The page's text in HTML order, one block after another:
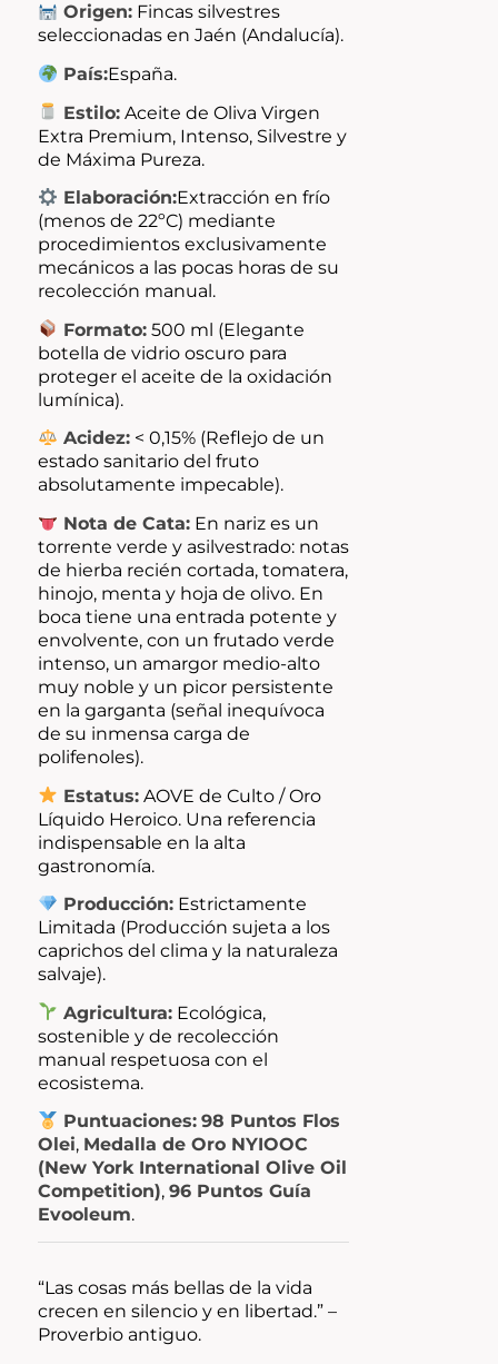
Origen:Fincas silvestres
seleccionadas en Jaén (Andalucía).
País:España.
Estilo:Aceite de Oliva Virgen
Extra Premium, Intenso, Silvestre y
de Máxima Pureza.
Elaboración:Extracción en frío
(menos de 22ºC) mediante
procedimientos exclusivamente
mecánicos a las pocas horas de su
recolección manual.
Formato:500 ml (Elegante
botella de vidrio oscuro para
proteger el aceite de la oxidación
lumínica).
Acidez:< 0,15% (Reflejo de un
estado sanitario del fruto
absolutamente impecable).
Nota de Cata:En nariz es un
torrente verde y asilvestrado: notas
de hierba recién cortada, tomatera,
hinojo, menta y hoja de olivo. En
boca tiene una entrada potente y
envolvente, con un frutado verde
intenso, un amargor medio-alto
muy noble y un picor persistente
en la garganta (señal inequívoca
de su inmensa carga de
polifenoles).
Estatus:AOVE de Culto / Oro
Líquido Heroico. Una referencia
indispensable en la alta
gastronomía.
Producción:Estrictamente
Limitada (Producción sujeta a los
caprichos del clima y la naturaleza
salvaje).
Agricultura:Ecológica,
sostenible y de recolección
manual respetuosa con el
ecosistema.
Puntuaciones: 98 Puntos Flos
Olei, Medalla de Oro NYIOOC
(New York International Olive Oil
Competition), 96 Puntos Guía
Evooleum.
“Las cosas más bellas de la vida
crecen en silencio y en libertad.”–
Proverbio antiguo.